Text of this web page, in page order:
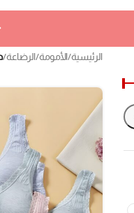
الرئيسية/الأمومة/الرضاعة/